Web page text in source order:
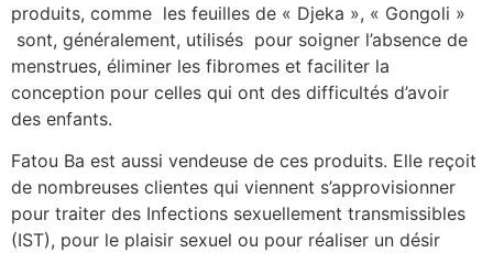
produits, comme les feuilles de « Djeka », « Gongoli »
sont, généralement, utilisés pour soigner l’absence de
menstrues, éliminer les fibromes et faciliter la
conception pour celles qui ont des difficultés d’avoir
des enfants.
Fatou Ba est aussi vendeuse de ces produits. Elle reçoit
de nombreuses clientes qui viennent s’approvisionner
pour traiter des Infections sexuellement transmissibles
(IST), pour le plaisir sexuel ou pour réaliser un désir